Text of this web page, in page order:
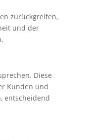
zurückgreifen,
und der
Diese
Kunden und
entscheidend